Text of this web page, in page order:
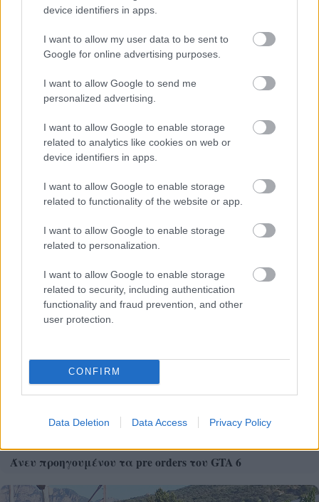
device identifiers in apps.
I want to allow my user data to be sent to
Google for online advertising purposes.
I want to allow Google to send me
personalized advertising.
I want to allow Google to enable storage
related to analytics like cookies on web or
device identifiers in apps.
I want to allow Google to enable storage
related to functionality of the website or app.
I want to allow Google to enable storage
related to personalization.
I want to allow Google to enable storage
related to security, including authentication
functionality and fraud prevention, and other
user protection.
CONFIRM
Data Deletion Data Access Privacy Policy
Το άθλημα της μακροζωίας: Χαρίζει έως και 5
επιπλέον χρόνια ζωής
Άνευ προηγουμένου τα pre orders του GTA 6